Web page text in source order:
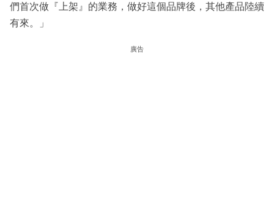
們首次做『上架』的業務，做好這個品牌後，其他產品陸續
有來。」
廣告